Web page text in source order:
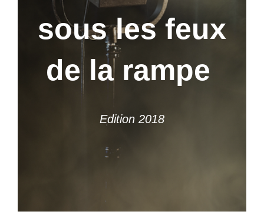
sous les feux
de la rampe
Edition 2018